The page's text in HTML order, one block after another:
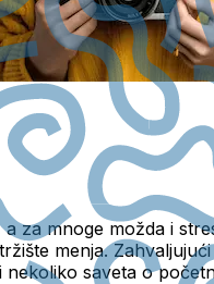
za mnoge možda i
menja.
saveta o